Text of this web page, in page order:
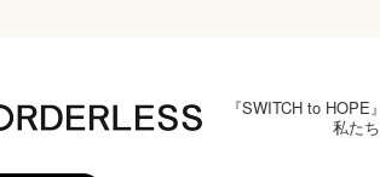
『SWITCH to
私た